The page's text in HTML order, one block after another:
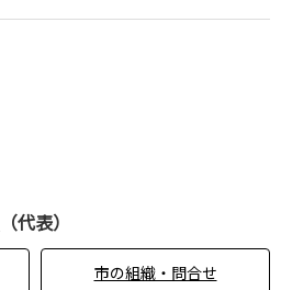
（代表）
市の組織・問合せ